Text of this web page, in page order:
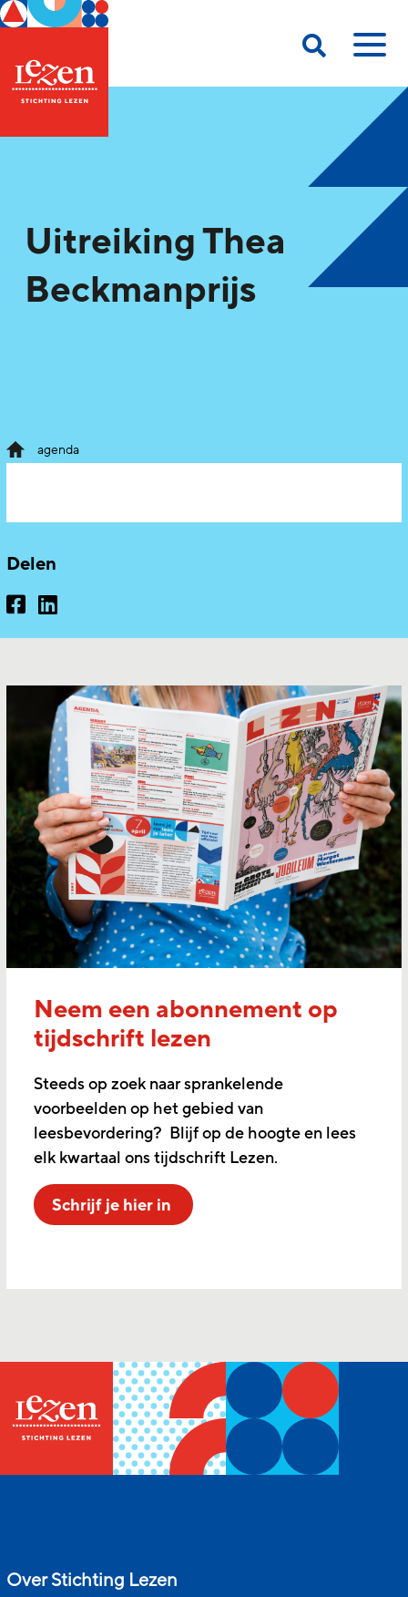
Uitreiking Thea
Beckmanprijs
agenda
Delen
Neem een abonnement op
tijdschrift lezen
Steeds op zoek naar sprankelende
voorbeelden op het gebied van
leesbevordering? Blijf op de hoogte en lees
elk kwartaal ons tijdschrift Lezen.
Schrijf je hier in
Over Stichting Lezen